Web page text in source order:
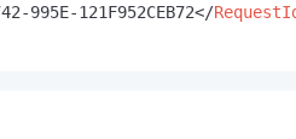
995E-121F952CEB72</